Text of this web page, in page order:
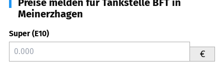
Meinerzhagen
Super (E10)
€